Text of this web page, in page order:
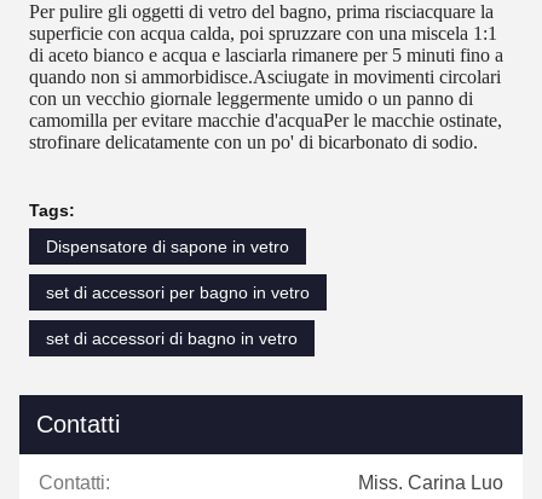
Per pulire gli oggetti di vetro del bagno, prima risciacquare la
superficie con acqua calda, poi spruzzare con una miscela 1:1
di aceto bianco e acqua e lasciarla rimanere per 5 minuti fino a
quando non si ammorbidisce.Asciugate in movimenti circolari
con un vecchio giornale leggermente umido o un panno di
camomilla per evitare macchie d'acquaPer le macchie ostinate,
strofinare delicatamente con un po' di bicarbonato di sodio.
Tags:
Dispensatore di sapone in vetro
set di accessori per bagno in vetro
set di accessori di bagno in vetro
Contatti
Contatti: Miss. Carina Luo